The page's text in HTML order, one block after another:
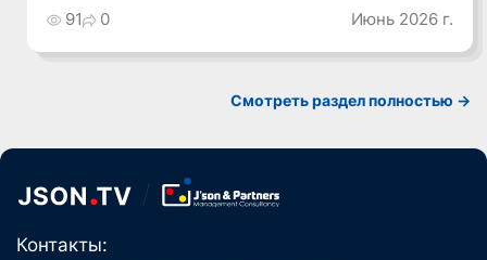
91 0 Июнь 2026 г.
Смотреть раздел полностью ->
Контакты: